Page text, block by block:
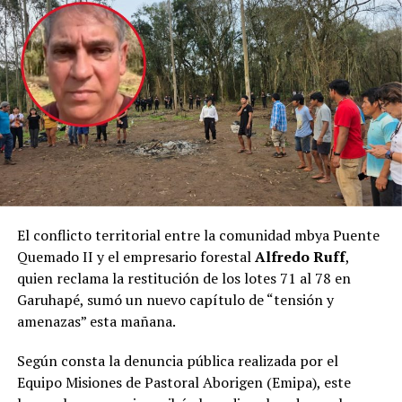
como del ministro por su trabajo incesante para que
Posadas sea nuevamente un destino de Jet Smart”,
manifestó.
Mesa de trabajo
Corral fue recibido por el mandatario provincial en el
marco de un encuentro de trabajo centrado en el
fortalecimiento de la conectividad aérea de Misiones y
en los preparativos para el inicio de la nueva línea aérea
Durante la reunión, las autoridades repasaron el
cronograma previsto para el comienzo de la nueva
conexión, cuyovuelo inaugural tendrá lugar el
próximo 1 de noviembre
incorporación de esta alternativa para el desarrollo del
turismo, la actividad económica y la movilidad de los
El conflicto territorial entre la comunidad mbya Puente
Quemado II y el empresario forestalAlfredo Ruff,
quien reclama la restitución de los lotes 71 al 78 en
Garuhapé, sumó un nuevo capítulo de “tensión y
amenazas” esta mañana.
Según consta la denuncia pública realizada por el
Equipo Misiones de Pastoral Aborigen (Emipa), este